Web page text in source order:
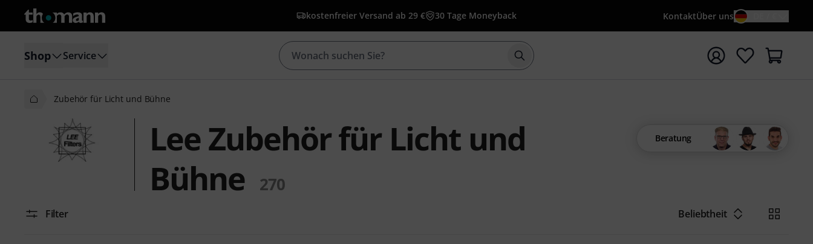
kostenfreier Versand ab 29 € 30 Tage Moneyback KontaktÜber uns
Shop Service Suche mit Suchwort {searchTerm} starten
Zubehör für Licht und Bühne
Lee Zubehör für Licht und
Bühne
270
Beratung
Filter Beliebtheit